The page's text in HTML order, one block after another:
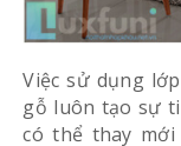
Việc sử dụng
gỗ luôn tạo sự
có thể thay